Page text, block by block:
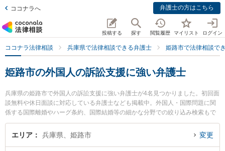
ココナラへ 弁護士の方はこちら
投稿する 探す 閲覧履歴 マイリスト ログイン
ココナラ法律相談 兵庫県で法律相談できる弁護士 姫路市で法律相談で
姫路市の外国人の訴訟支援に強い弁護士
兵庫県の姫路市で外国人の訴訟支援に強い弁護士が4名見つかりました。初回面
談無料や休日面談に対応している弁護士なども掲載中。外国人・国際問題に関
係する国際離婚やハーグ条約、国際結婚等の細かな分野での絞り込み検索もで
き便利です。特に姫路総合法律事務所の園田 洋輔弁護士や天野・上垣法律会計
事務所の上垣 孝俊弁護士、ひめじ市民法律事務所の平田 元秀弁護士のプロフィ
エリア 兵庫県、姫路市 変更